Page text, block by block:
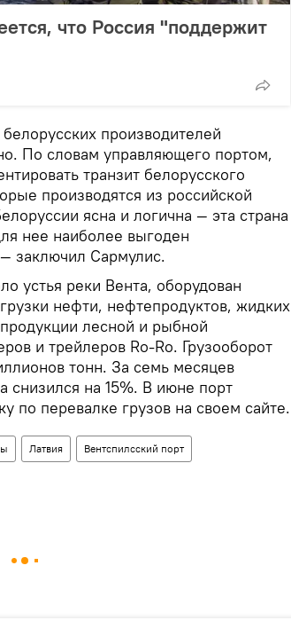
что Россия "поддержит
производителей
По словам управляющего портом,
транзит белорусского
производятся из российской
ясна и логична — эта страна
нее наиболее выгоден
заключил Сармулис.
устья реки Вента, оборудован
нефти, нефтепродуктов, жидких
лесной и рыбной
и трейлеров Ro-Ro. Грузооборот
тонн. За семь месяцев
снизился на 15%. В июне порт
по перевалке грузов на своем сайте.
Латвия Вентспилсский порт